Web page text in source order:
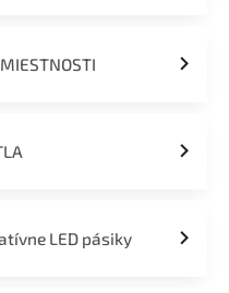
LED pásiky